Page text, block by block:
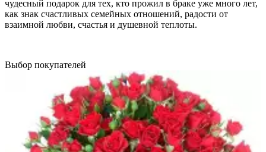
чудесный подарок для тех, кто прожил в браке уже много лет,
как знак счастливых семейных отношений, радости от
взаимной любви, счастья и душевной теплоты.
Выбор покупателей